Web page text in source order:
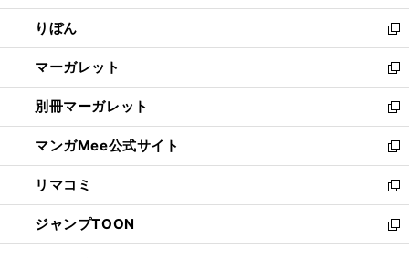
開
く
ウ
で
開
く
ン
ド
ウ
で
開
く
ウ
ィ
ン
ド
ウ
で
開
く
りぼん
新
し
い
ウ
ィ
ン
ド
ウ
で
開
く
マーガレット
新
し
い
ウ
ィ
ン
ド
ウ
で
開
別冊マーガレット
新
し
い
ウ
ィ
ン
ド
ウ
マンガMee公式サイト
新
し
い
ウ
ィ
ン
リマコミ
新
し
い
ウ
ジャンプTOON
新
し